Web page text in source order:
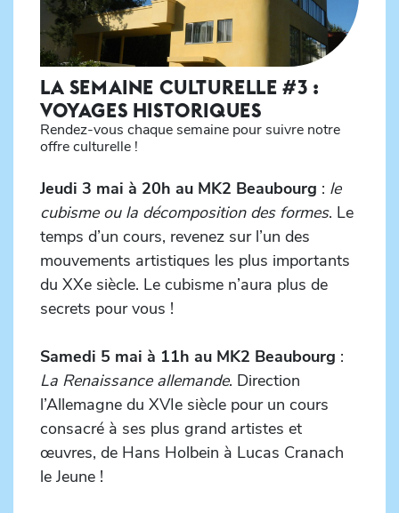
LA SEMAINE CULTURELLE #3 :
VOYAGES HISTORIQUES
Rendez-vous chaque semaine pour suivre notre
offre culturelle !
Jeudi 3 mai à 20h au MK2 Beaubourg : le
cubisme ou la décomposition des formes. Le
temps d’un cours, revenez sur l’un des
mouvements artistiques les plus importants
du XXe siècle. Le cubisme n’aura plus de
secrets pour vous !
Samedi 5 mai à 11h au MK2 Beaubourg :
La Renaissance allemande. Direction
l’Allemagne du XVIe siècle pour un cours
consacré à ses plus grand artistes et
œuvres, de Hans Holbein à Lucas Cranach
le Jeune !